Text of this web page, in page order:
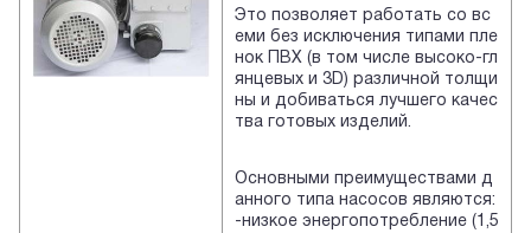
Это позволяет работать со вс
еми без исключения типами пле
нок ПВХ (в том числе высоко-гл
янцевых и 3D) различной толщи
ны и добиваться лучшего качес
тва готовых изделий.
Основными преимуществами д
анного типа насосов являются:
-низкое энергопотребление (1,5